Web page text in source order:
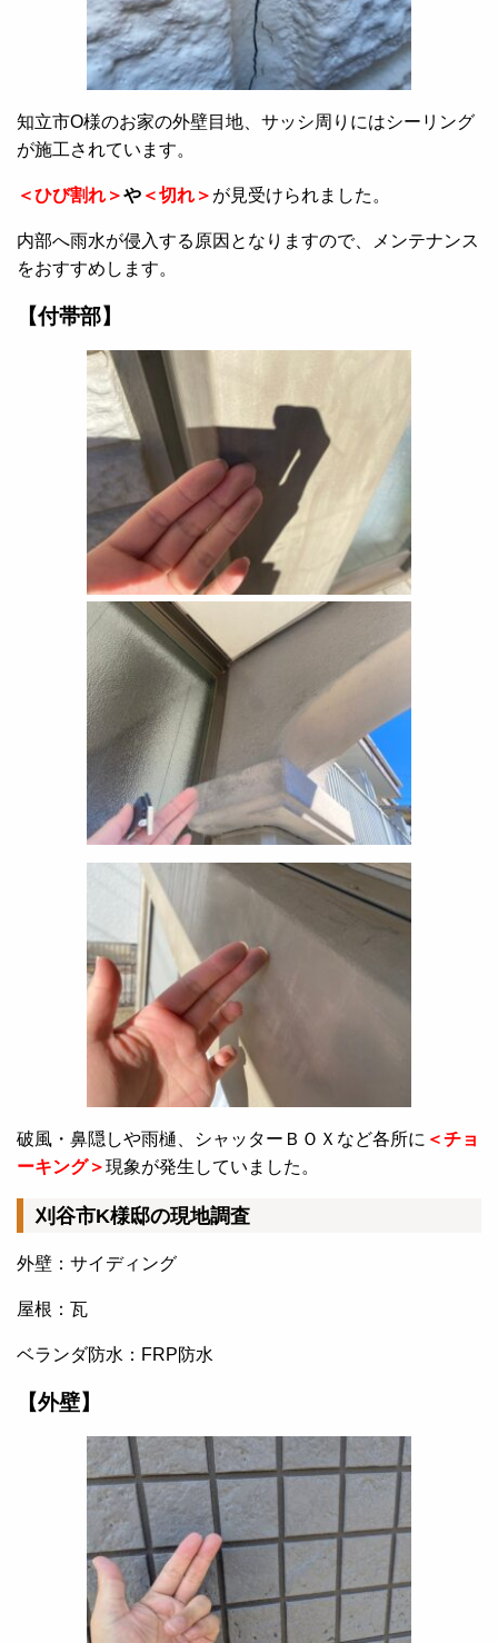
知立市O様のお家の外壁目地、サッシ周りにはシーリング
が施工されています。
＜ひび割れ＞や ＜切れ＞ が見受けられました。
内部へ雨水が侵入する原因となりますので、メンテナンス
をおすすめします。
【付帯部】
破風・鼻隠しや雨樋、シャッターＢＯＸなど各所に ＜チョ
ーキング＞現象が発生していました。
刈谷市K様邸の現地調査
外壁：サイディング
屋根：瓦
ベランダ防水：FRP防水
【外壁】